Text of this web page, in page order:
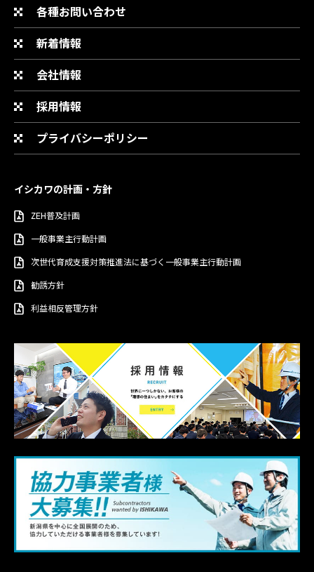
各種お問い合わせ
新着情報
会社情報
採用情報
プライバシーポリシー
イシカワの計画・方針
ZEH普及計画
一般事業主行動計画
次世代育成支援対策推進法に基づく一般事業主行動計画
勧誘方針
利益相反管理方針